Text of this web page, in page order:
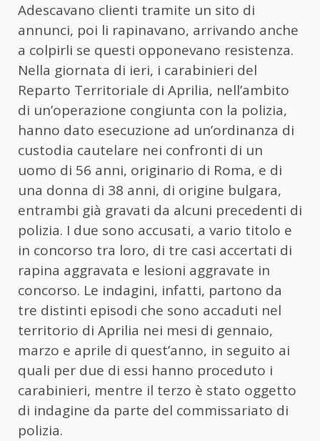
Adescavano clienti tramite un sito di
annunci, poi li rapinavano, arrivando anche
a colpirli se questi opponevano resistenza.
Nella giornata di ieri, i carabinieri del
Reparto Territoriale di Aprilia, nell’ambito
di un’operazione congiunta con la polizia,
hanno dato esecuzione ad un’ordinanza di
custodia cautelare nei confronti di un
uomo di 56 anni, originario di Roma, e di
una donna di 38 anni, di origine bulgara,
entrambi già gravati da alcuni precedenti di
polizia. I due sono accusati, a vario titolo e
in concorso tra loro, di tre casi accertati di
rapina aggravata e lesioni aggravate in
concorso. Le indagini, infatti, partono da
tre distinti episodi che sono accaduti nel
territorio di Aprilia nei mesi di gennaio,
marzo e aprile di quest’anno, in seguito ai
quali per due di essi hanno proceduto i
carabinieri, mentre il terzo è stato oggetto
di indagine da parte del commissariato di
polizia.